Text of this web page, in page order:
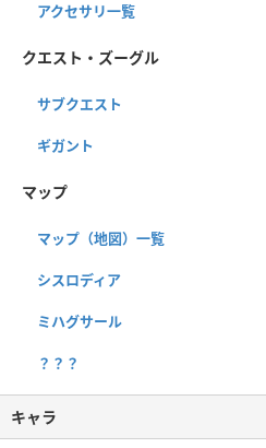
アクセサリ一覧
クエスト・ズーグル
サブクエスト
ギガント
マップ
マップ（地図）一覧
シスロディア
ミハグサール
？？？
キャラ